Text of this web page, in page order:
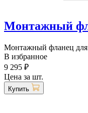
Монтажный
Монтажный фланец для
В избранное
9 295 ₽
Цена за шт.
Купить